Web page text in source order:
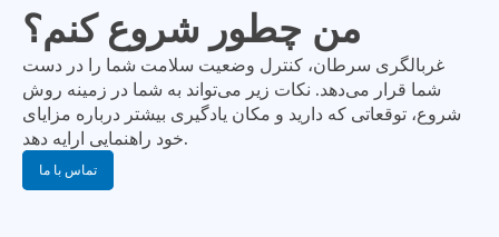
من چطور شروع کنم؟
تماس با ما
غربالگری سرطان، کنترل وضعیت سلامت شما را در دست
شما قرار می‌دهد. نکات زیر می‌تواند به شما در زمینه روش
شروع، توقعاتی که دارید و مکان یادگیری بیشتر درباره مزایای
خود راهنمایی ارایه دهد.